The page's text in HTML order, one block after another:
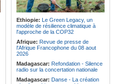
Angola:Le pays totalise six
médailles au Championnat du
monde de ju-jitsu
Angola:Le pays criminalise la
diffusion de fausses informations
sur Internet
Ethiopie: Le Green Legacy, un
modèle de résilience climatique à
l'approche de la COP32
Afrique: Revue de presse de
l'Afrique Francophone du 08 aout
2026
Madagascar: Refondation - Silence
radio sur la concertation nationale
Madagascar: Danse - La création